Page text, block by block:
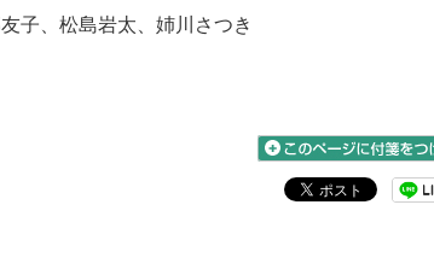
子、松島岩太、姉川さつき